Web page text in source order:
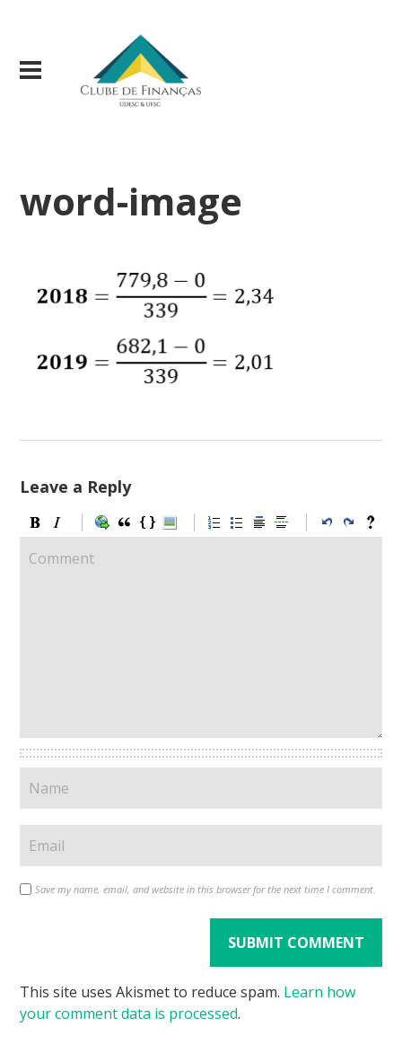
word-image
Leave a Reply
Save my name, email, and website in this browser for the next time I comment.
This site uses Akismet to reduce spam. Learn how
your comment data is processed.